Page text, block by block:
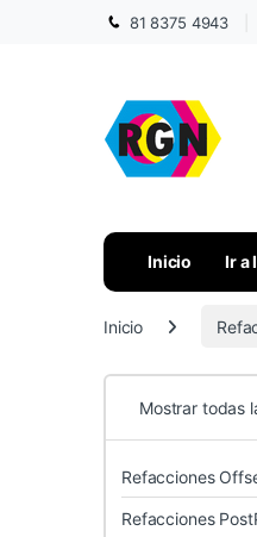
81 8375 4943
Inicio Ir a
Inicio
Mostrar todas
Refacciones
Refacciones